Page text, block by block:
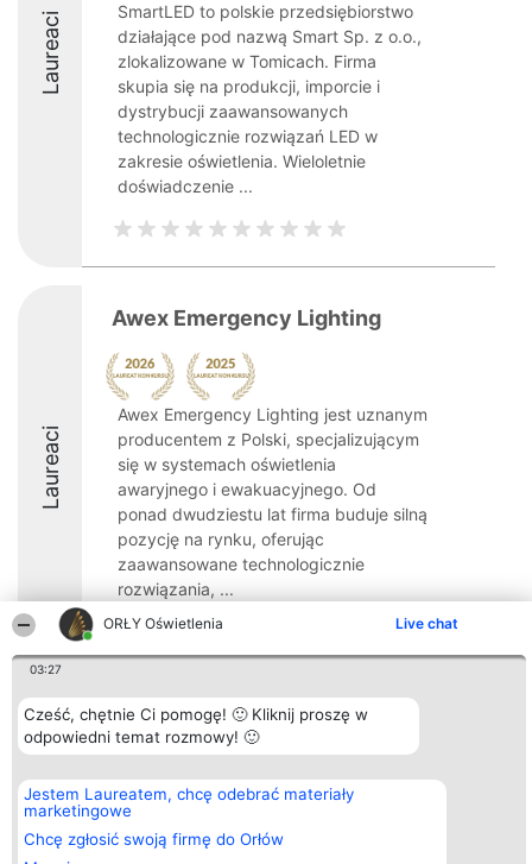
ORŁY Oświetlenia Live chat
03:27
Cześć, chętnie Ci pomogę! 🙂 Kliknij proszę w
odpowiedni temat rozmowy! 🙂
Jestem Laureatem, chcę odebrać materiały
marketingowe
Chcę zgłosić swoją firmę do Orłów
Laureaci
SmartLED to polskie przedsiębiorstwo
działające pod nazwą Smart Sp. z o.o.,
zlokalizowane w Tomicach. Firma
skupia się na produkcji, imporcie i
dystrybucji zaawansowanych
technologicznie rozwiązań LED w
zakresie oświetlenia. Wieloletnie
doświadczenie ...
Laureaci
Awex Emergency Lighting
Awex Emergency Lighting jest uznanym
producentem z Polski, specjalizującym
się w systemach oświetlenia
awaryjnego i ewakuacyjnego. Od
ponad dwudziestu lat firma buduje silną
pozycję na rynku, oferując
zaawansowane technologicznie
rozwiązania, ...
8.2
Organizator plebiscytu
Bright Side Solutions sp. z o.
o. sp. k.
Wrocław 50-079
KRS 0000749100 | Regon
381313360 | NIP 8943132676
+48 508 492 400
Plebiscyt
Laureaci
Lista
Laureatów
Zasady
Polityka
Kontakt